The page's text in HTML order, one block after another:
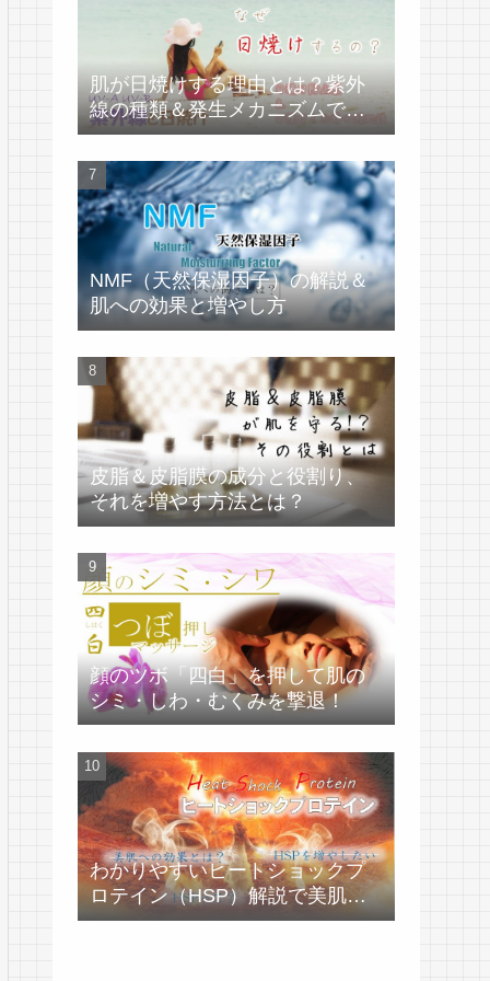
肌が日焼けする理由とは？紫外
線の種類＆発生メカニズムで学
ぶ
NMF（天然保湿因子）の解説＆
肌への効果と増やし方
皮脂＆皮脂膜の成分と役割り、
それを増やす方法とは？
顔のツボ「四白」を押して肌の
シミ・しわ・むくみを撃退！
わかりやすいヒートショックプ
ロテイン（HSP）解説で美肌づ
くり！